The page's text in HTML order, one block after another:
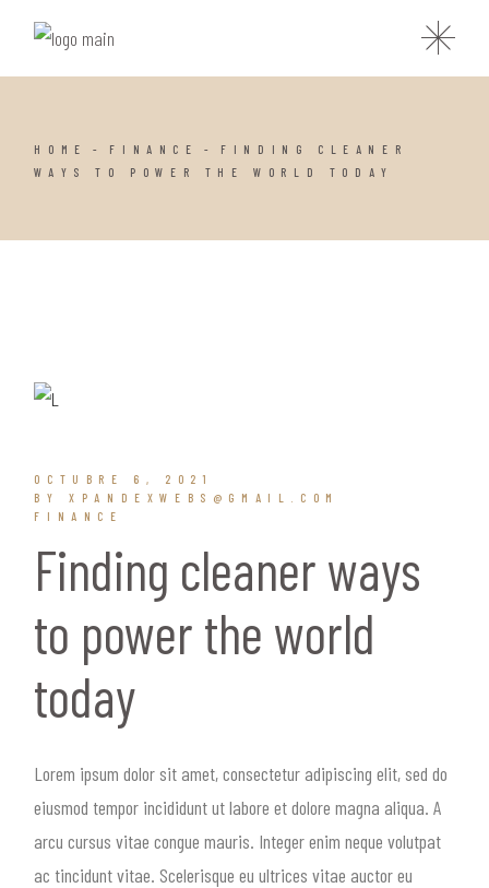
HOME FINANCE
FINDING CLEANER
WAYS TO POWER THE WORLD TODAY
OCTUBRE 6, 2021
BY XPANDEXWEBS@GMAIL.COM
FINANCE
Finding cleaner ways
to power the world
today
Lorem ipsum dolor sit amet, consectetur adipiscing elit, sed do
eiusmod tempor incididunt ut labore et dolore magna aliqua. A
arcu cursus vitae congue mauris. Integer enim neque volutpat
ac tincidunt vitae. Scelerisque eu ultrices vitae auctor eu